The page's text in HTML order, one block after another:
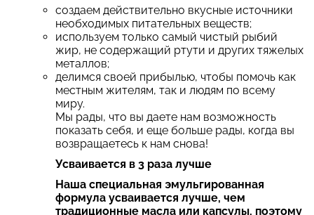
создаем действительно вкусные источники
необходимых питательных веществ;
используем только самый чистый рыбий
жир, не содержащий ртути и других тяжелых
металлов;
делимся своей прибылью, чтобы помочь как
местным жителям, так и людям по всему
миру.
Мы рады, что вы даете нам возможность
показать себя, и еще больше рады, когда вы
возвращаетесь к нам снова!
Усваивается в 3 раза лучше
Наша специальная эмульгированная
формула усваивается лучше, чем
традиционные масла или капсулы, поэтому